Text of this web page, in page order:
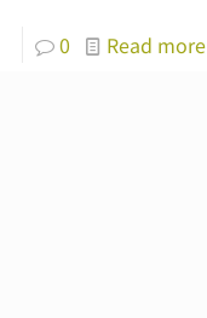
0 Read more